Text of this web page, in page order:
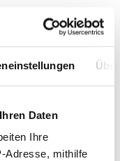
Daten
Ihre
Adresse, mithilfe